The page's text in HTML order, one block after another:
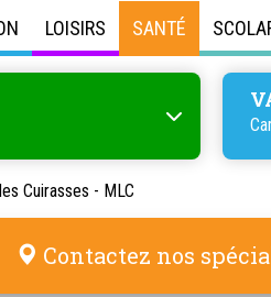
LOISIRS SANTÉ
Cuirasses - MLC
Contactez nos